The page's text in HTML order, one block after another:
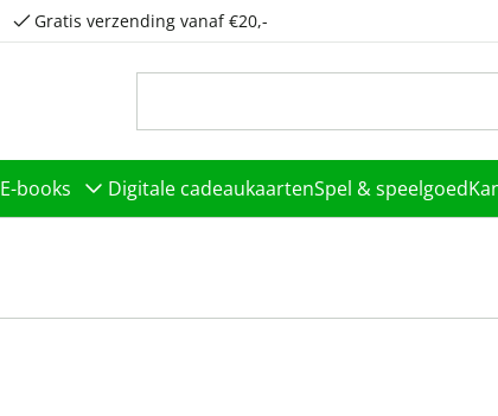
Gratis verzending vanaf €20,-
E-books Digitale cadeaukaartenSpel & speelgoed